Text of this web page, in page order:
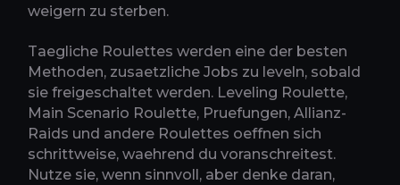
weigern zu sterben.
Taegliche Roulettes werden eine der besten
Methoden, zusaetzliche Jobs zu leveln, sobald
sie freigeschaltet werden. Leveling Roulette,
Main Scenario Roulette, Pruefungen, Allianz-
Raids und andere Roulettes oeffnen sich
schrittweise, waehrend du voranschreitest.
Nutze sie, wenn sinnvoll, aber denke daran,